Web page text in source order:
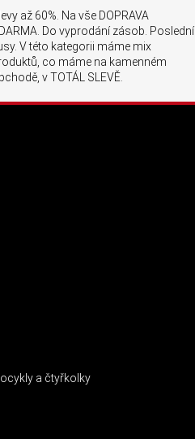
až 60%. Na vše DOPRAVA
Do vyprodání zásob. Poslední
V této kategorii máme mix
co máme na kamenném
v TOTÁL SLEVĚ.
a čtyřkolky